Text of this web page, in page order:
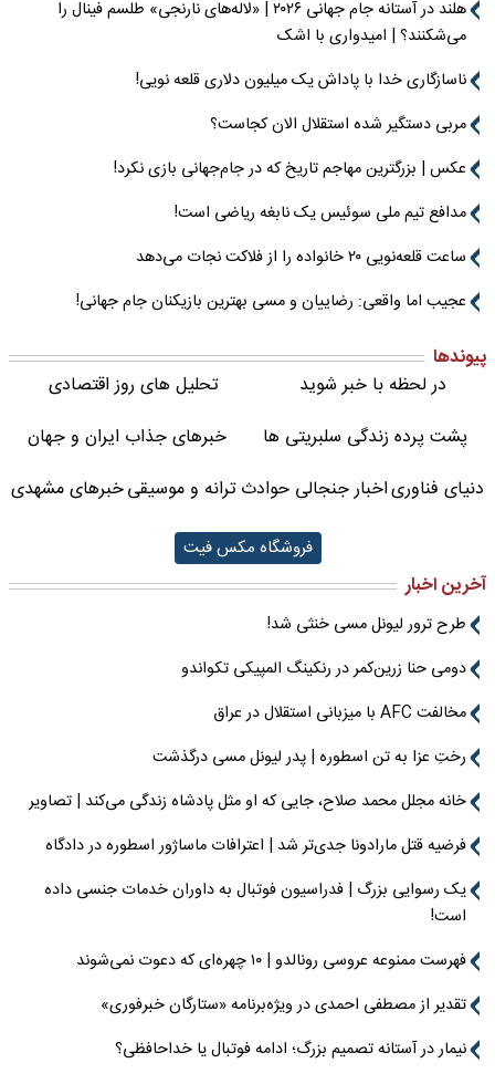
هلند در آستانه جام جهانی ۲۰۲۶ | «لاله‌های نارنجی» طلسم فینال را
می‌شکنند؟ | امیدواری با اشک
ناسازگاری خدا با پاداش یک میلیون دلاری قلعه نویی!
مربی دستگیر شده استقلال الان کجاست؟
عکس | بزرگترین مهاجم تاریخ که در جام‌جهانی بازی نکرد!
مدافع تیم ملی سوئیس یک نابغه ریاضی است!
ساعت قلعه‌نویی ۲۰ خانواده را از فلاکت نجات می‌دهد
عجیب اما واقعی: رضاییان و مسی بهترین بازیکنان جام جهانی!
پیوندها
در لحظه با خبر شوید
تحلیل های روز اقتصادی
پشت پرده زندگی سلبریتی ها
خبرهای جذاب ایران و جهان
دنیای فناوریاخبار جنجالی حوادثترانه و موسیقیخبرهای مشهدی
فروشگاه مکس فیت
آخرین اخبار
طرح ترور لیونل مسی خنثی شد!
دومی حنا زرین‌کمر در رنکینگ المپیکی تکواندو
مخالفت AFC با میزبانی استقلال در عراق
رختِ عزا به تن اسطوره | پدر لیونل مسی درگذشت
خانه مجلل محمد صلاح، جایی که او مثل پادشاه زندگی می‌کند | تصاویر
فرضیه قتل مارادونا جدی‌تر شد | اعترافات ماساژور اسطوره در دادگاه
یک رسوایی بزرگ | فدراسیون فوتبال به داوران خدمات جنسی داده
است!
فهرست ممنوعه عروسی رونالدو | ۱۰ چهره‌ای که دعوت نمی‌شوند
تقدیر از مصطفی احمدی در ویژه‌برنامه «ستارگان خبرفوری»
نیمار در آستانه تصمیم بزرگ؛ ادامه فوتبال یا خداحافظی؟